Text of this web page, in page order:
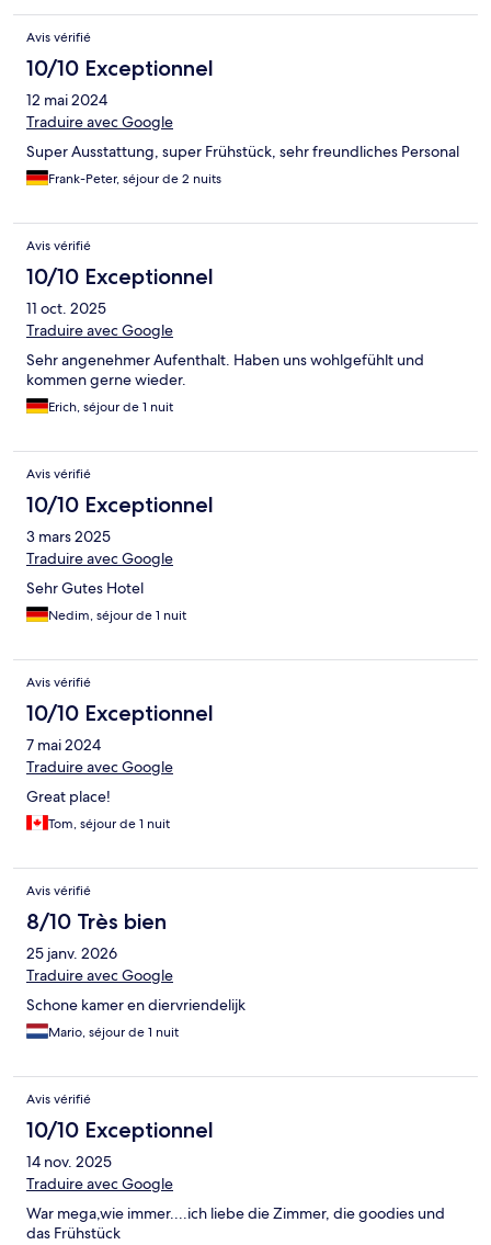
Avis vérifié
10/10 Exceptionnel
12 mai 2024
Traduire avec Google
Super Ausstattung, super Frühstück, sehr freundliches Personal
Frank-Peter, séjour de 2 nuits
Avis vérifié
10/10 Exceptionnel
11 oct. 2025
Traduire avec Google
Sehr angenehmer Aufenthalt. Haben uns wohlgefühlt und
kommen gerne wieder.
Erich, séjour de 1 nuit
Avis vérifié
10/10 Exceptionnel
3 mars 2025
Traduire avec Google
Sehr Gutes Hotel
Nedim, séjour de 1 nuit
Avis vérifié
10/10 Exceptionnel
7 mai 2024
Traduire avec Google
Great place!
Tom, séjour de 1 nuit
Avis vérifié
8/10 Très bien
25 janv. 2026
Traduire avec Google
Schone kamer en diervriendelijk
Mario, séjour de 1 nuit
Avis vérifié
10/10 Exceptionnel
14 nov. 2025
Traduire avec Google
War mega,wie immer....ich liebe die Zimmer, die goodies und
das Frühstück